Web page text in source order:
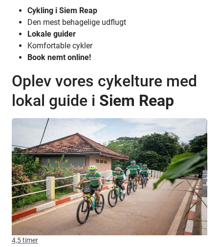
Cykling i Siem Reap
Den mest behagelige udflugt
Lokale guider
Komfortable cykler
Book nemt online!
Oplev vores cykelture med
lokal guide i Siem Reap
4,5 timer